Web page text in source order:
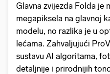
Glavna zvijezda Folda je
megapiksela na glavnoj
modelu, no razlika je u
lećama. Zahvaljujući
sustavu AI algoritama,
detaljnije i prirodnijih